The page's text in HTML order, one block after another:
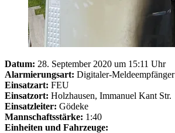
Datum: 28. September 2020 um 15:11 Uhr
Alarmierungsart: Digitaler-Meldeempfänger
Einsatzart: FEU
Einsatzort: Holzhausen, Immanuel Kant Str.
Einsatzleiter: Gödeke
Mannschaftsstärke: 1:40
Einheiten und Fahrzeuge: